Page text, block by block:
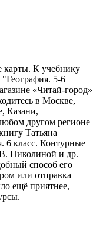
карты. К учебнику
5-6
«Читай-город»
в Москве,
Казани,
другом регионе
Татьяна
6 класс. Контурные
Николиной и др.
способ его
или отправка
ещё приятнее,